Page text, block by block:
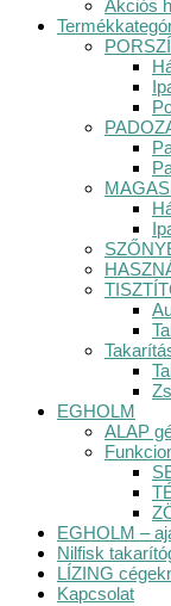
Akciós
EGHOLM
ALAP
EGHOLM –
Nilfisk
LÍZING
Kapcsolat